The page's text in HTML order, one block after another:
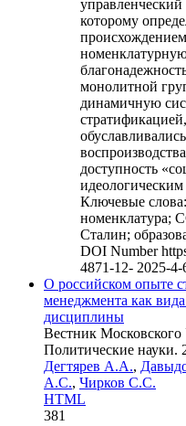
которому
монолитной
динамичную
доступность
Ключевые слова:
номенклатура;
Сталин;
DOI Number
4871-12- 2025-4-
О российском опыте
менеджмента как
дисциплины
Вестник Московского
Политические науки.
Дегтярев А.А.,
А.С., Чирков С.С.
HTML
381